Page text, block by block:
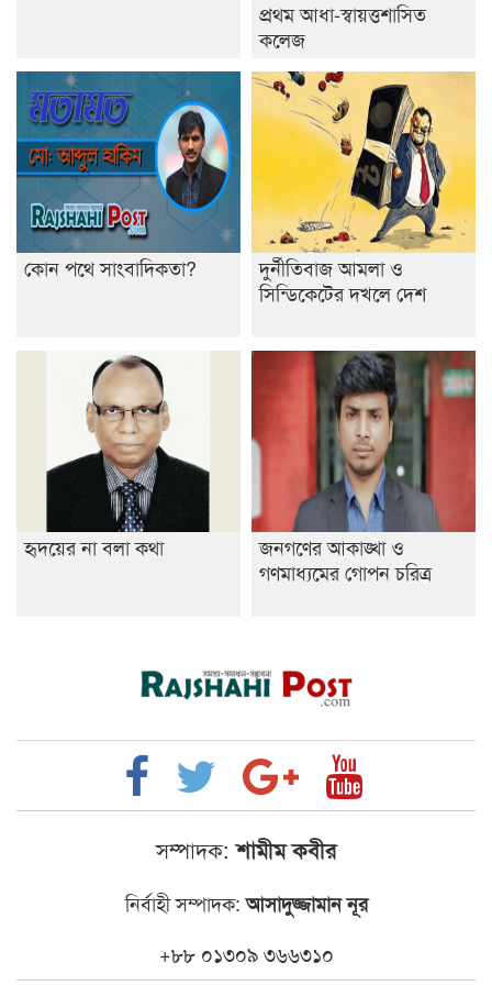
প্রথম আধা-স্বায়ত্তশাসিত
কলেজ
কোন পথে সাংবাদিকতা?
দুর্নীতিবাজ আমলা ও
সিন্ডিকেটের দখলে দেশ
হৃদয়ের না বলা কথা
জনগণের আকাঙ্খা ও
গণমাধ্যমের গোপন চরিত্র
সম্পাদক: শামীম কবীর
নির্বাহী সম্পাদক:আসাদুজ্জামান নূর
+৮৮ ০১৩০৯ ৩৬৬৩১০